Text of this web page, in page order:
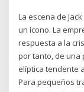
La escena de
un ícono. La
respuesta a la
por tanto, de una
elíptica tendente
Para pequeños